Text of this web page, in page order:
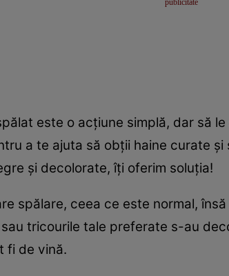
este o acţiune simplă, dar să
a te ajuta să obţii haine curate
şi decolorate, îţi oferim soluţia!
spălare, ceea ce este normal,
tricourile tale preferate s-au
fi de vină.